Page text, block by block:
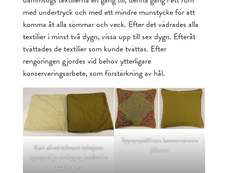
med undertryck och med ett mindre munstycke för att
komma åt alla sömmar och veck. Efter det vädrades alla
textilier i minst två dygn, vissa upp till sex dygn. Efteråt
tvättades de textilier som kunde tvättas. Efter
rengöringen gjordes vid behov ytterligare
konserveringsarbete, som förstärkning av hål.
Koit olivat tehneet tuhojaan
tyynyssä ja sisätyyny jouduttiin
uusimaan.
Tyynynpäällinen konservoinnin
jälkeen.